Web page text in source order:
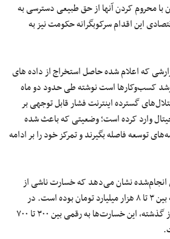
با محروم کردن آنها از حق طبیعی دسترسی به
این اقدام سرکوبگرانه حکومت نیز به
که اعلام شده حاصل استخراج از داده های
کسب‌وکارها است نوشته طی حدود دو ماه
گسترده اینترنت فشار قابل توجهی بر
وارد کرده است؛ وضعیتی که باعث شده
توسعه فاصله بگیرند و تمرکز خود را بر ادامه
انجام‌شده نشان می‌دهد که خسارت ناشی از
قطعی و اختلال اینترنت روزانه بین ۳ تا ۸ هزار میلیارد تومان بوده است. در
مجموع طی حدود ۶۰ تا ۷۰ روز گذشته، این خسارت‌ها به رقمی بین ۳۰۰ تا ۷۰۰